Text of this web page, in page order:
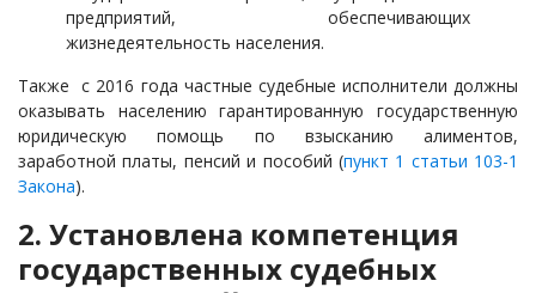
предприятий, обеспечивающих
жизнедеятельность населения.
Также с 2016 года частные судебные исполнители должны
оказывать населению гарантированную государственную
юридическую помощь по взысканию алиментов,
заработной платы, пенсий и пособий (пункт 1 статьи 103-1
Закона).
2. Установлена компетенция
государственных судебных